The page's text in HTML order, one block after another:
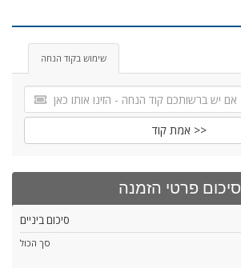
שימוש בקוד הנחה
אמת קוד >>
סיכום פרטי הזמנה
סיכום ביניים
סך הכול